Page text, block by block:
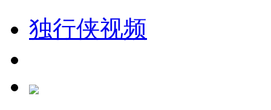
独行侠视频